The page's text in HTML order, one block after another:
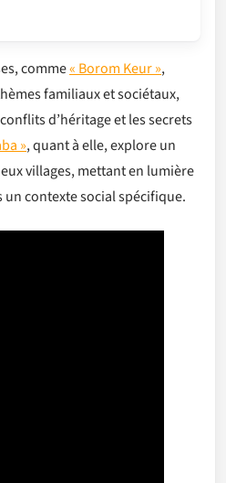
comme« Borom Keur »,
familiaux et sociétaux,
d’héritage et les secrets
», quant à elle, explore un
villages, mettant en lumière
contexte social spécifique.